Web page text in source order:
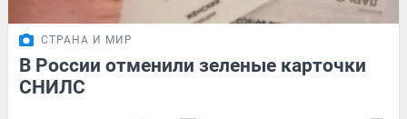
СТРАНА И МИР
В России отменили зеленые карточки
СНИЛС